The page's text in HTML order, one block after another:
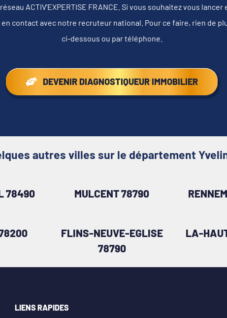
ACTIV'EXPERTISE FRANCE. Si vous souhaitez vous
en contact avec notre recruteur national. Pour ce faire, rien de
ci-dessous ou par téléphone.
DEVENIR DIAGNOSTIQUEUR IMMOBILIER
autres villes sur le département
78490 MULCENT 78790
FLINS-NEUVE-EGLISE
78790
LA-
LIENS RAPIDES